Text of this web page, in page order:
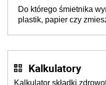
Do którego śmietnika
plastik, papier czy
Kalkulatory
Kalkulator składki